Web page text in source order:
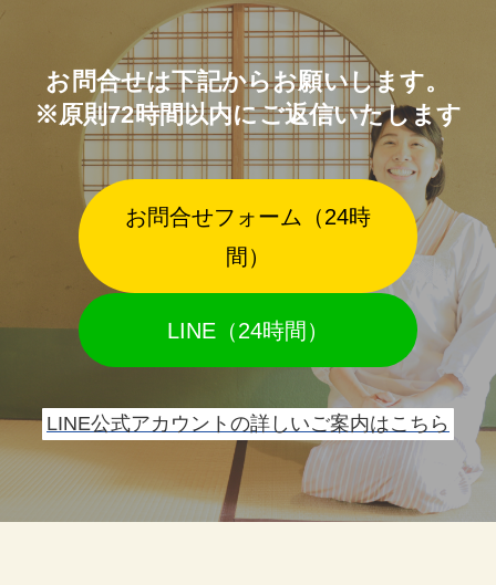
お問合せは下記からお願いします。
※原則72時間以内にご返信いたします
お問合せフォーム（24時
間）
LINE（24時間）
LINE公式アカウントの詳しいご案内はこちら